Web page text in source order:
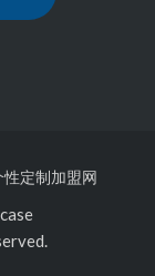
定制加盟网